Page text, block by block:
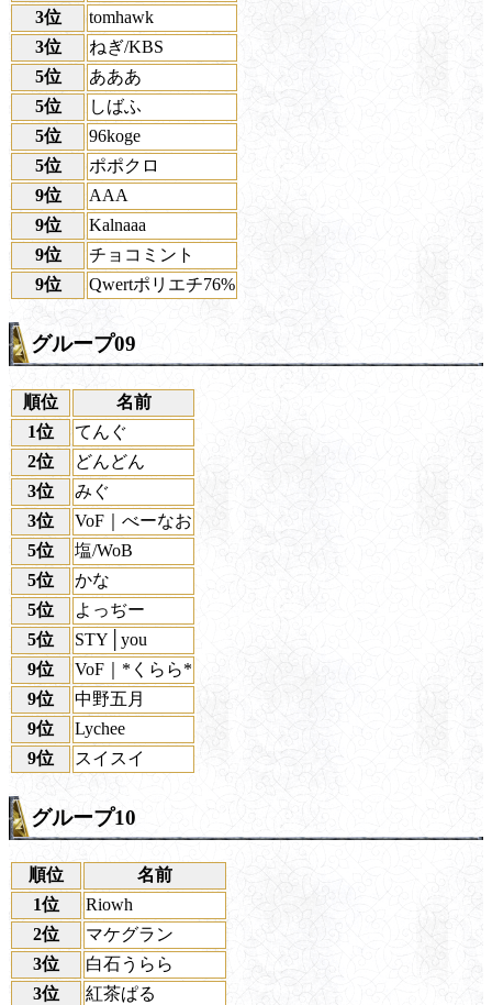
3位
tomhawk
3位
ねぎ/KBS
5位
あああ
5位
しばふ
5位
96koge
5位
ポポクロ
9位
AAA
9位
Kalnaaa
9位
チョコミント
9位
Qwertポリエチ76%
グループ09
順位
名前
1位
てんぐ
2位
どんどん
3位
みぐ
3位
VoF｜べーなお
5位
塩/WoB
5位
かな
5位
よっぢー
5位
STY│you
9位
VoF｜*くらら*
9位
中野五月
9位
Lychee
9位
スイスイ
グループ10
順位
名前
1位
Riowh
2位
マケグラン
3位
白石うらら
3位
紅茶ぱる